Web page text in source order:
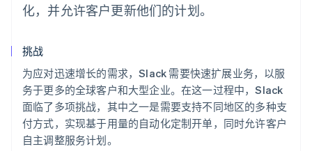
化，并允许客户更新他们的计划。
挑战
为应对迅速增长的需求，Slack 需要快速扩展业务，以服
务于更多的全球客户和大型企业。在这一过程中，Slack
面临了多项挑战，其中之一是需要支持不同地区的多种支
付方式，实现基于用量的自动化定制开单，同时允许客户
自主调整服务计划。